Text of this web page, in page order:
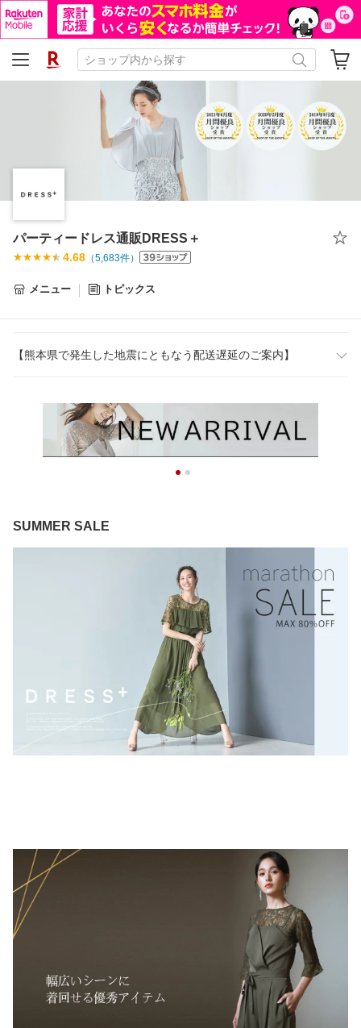
パーティードレス通販DRESS＋
4.68 （5,683件）
メニュー トピックス
【熊本県で発生した地震にともなう配送遅延のご案内】
SUMMER SALE